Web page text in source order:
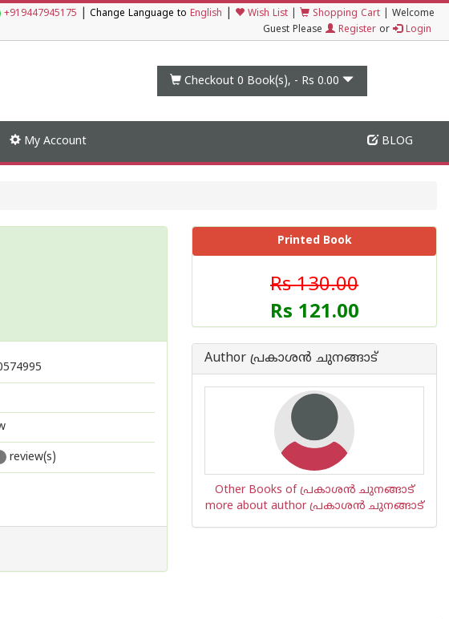
+919447945175 Change Language to English Wish List Shopping Cart
Welcome
Guest Please
Register or Login
Checkout 0 Book(s), - Rs 0.00
My Account BLOG
review(s)
Printed Book
Rs 130.00
Rs 121.00
Author പ്രകാശന്‍ ചുനങ്ങാട്
Other Books of പ്രകാശന്‍ ചുനങ്ങാട്
more about author പ്രകാശന്‍ ചുനങ്ങാട്